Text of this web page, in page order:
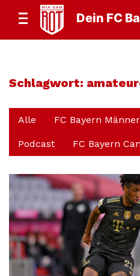
Dein FC
Schlagwort:
Alle FC Bayern Männer
Podcast FC Bayern